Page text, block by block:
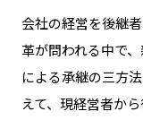
会社の経営を後継
革が問われる中で
による承継の三方
えて、現経営者か